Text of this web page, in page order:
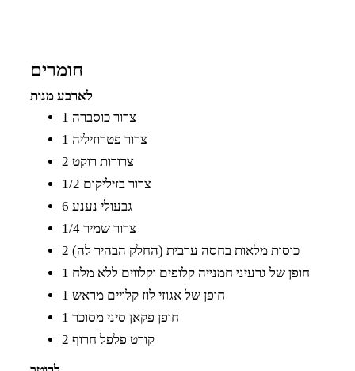
חומרים
לארבע מנות
1 צרור כוסברה
1 צרור פטרוזיליה
2 צרורות רוקט
1/2 צרור בזיליקום
6 גבעולי נענע
1/4 צרור שמיר
2 כוסות מלאות בחסה ערבית (החלק הבהיר לה)
1 חופן של גרעיני חמנייה קלופים וקלווים ללא מלח
1 חופן של אגוזי לוז קלויים מראש
1 חופן פקאן סיני מסוכר
2 קורט פלפל חרוף